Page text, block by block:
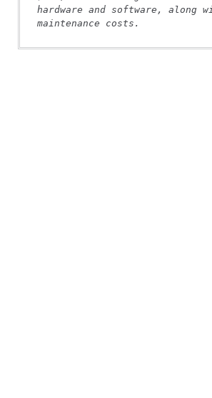
hardware and software, along
maintenance costs.